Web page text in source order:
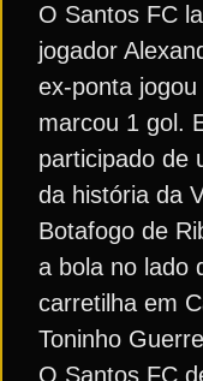
O Santos FC
jogador
ex-ponta
marcou 1 gol.
participado de
da história da
Botafogo de
a bola no lado
carretilha em
Toninho
O Santos FC